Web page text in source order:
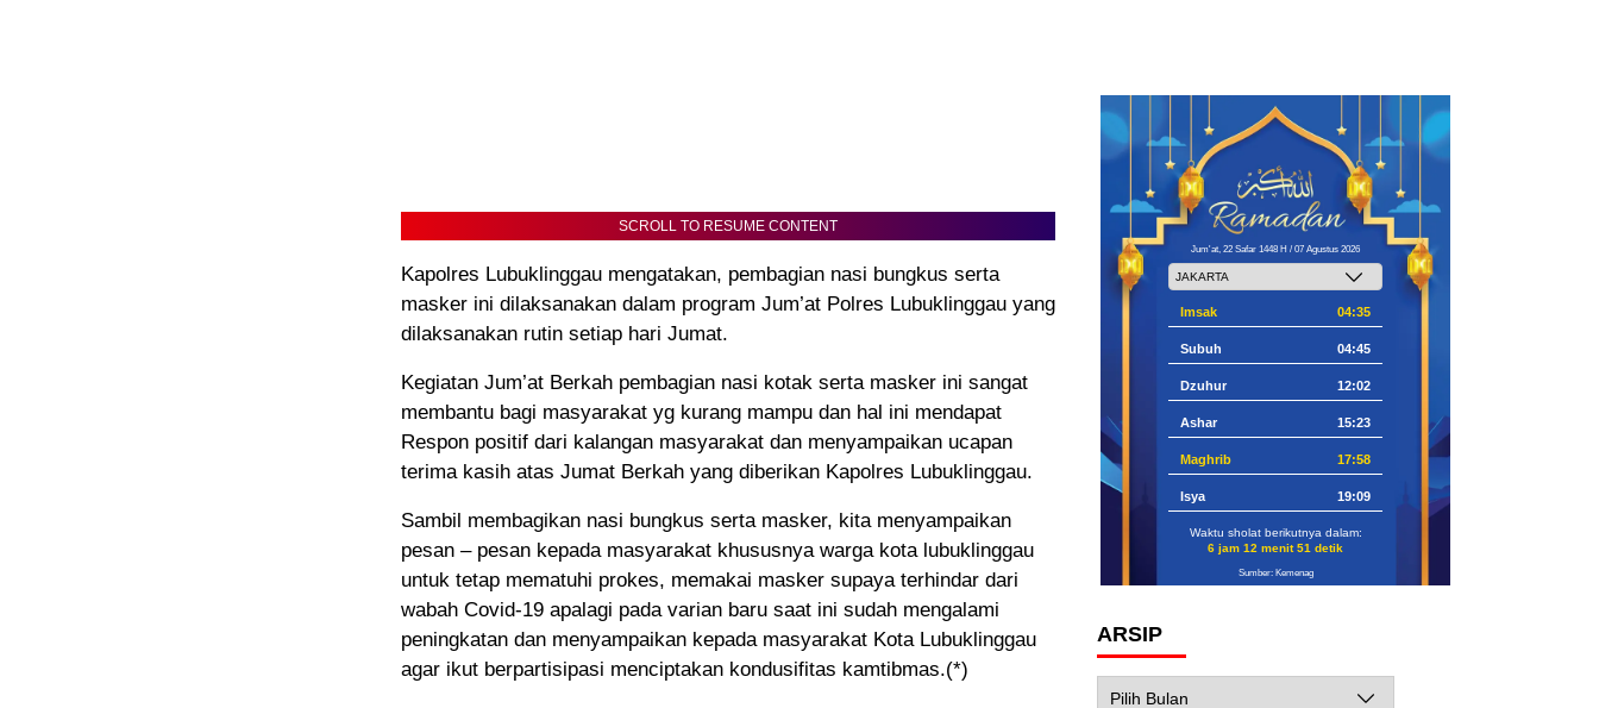
SCROLL TO RESUME CONTENT
Kapolres Lubuklinggau mengatakan, pembagian nasi bungkus serta
masker ini dilaksanakan dalam program Jum’at Polres Lubuklinggau yang
dilaksanakan rutin setiap hari Jumat.
Kegiatan Jum’at Berkah pembagian nasi kotak serta masker ini sangat
membantu bagi masyarakat yg kurang mampu dan hal ini mendapat
Respon positif dari kalangan masyarakat dan menyampaikan ucapan
terima kasih atas Jumat Berkah yang diberikan Kapolres Lubuklinggau.
Sambil membagikan nasi bungkus serta masker, kita menyampaikan
pesan – pesan kepada masyarakat khususnya warga kota lubuklinggau
untuk tetap mematuhi prokes, memakai masker supaya terhindar dari
wabah Covid-19 apalagi pada varian baru saat ini sudah mengalami
peningkatan dan menyampaikan kepada masyarakat Kota Lubuklinggau
agar ikut berpartisipasi menciptakan kondusifitas kamtibmas.(*)
Jum'at, 22 Safar 1448 H / 07 Agustus 2026
Imsak 04:35
Subuh 04:45
Dzuhur 12:02
Ashar 15:23
Maghrib 17:58
Isya 19:09
Waktu sholat berikutnya dalam:
6 jam 12 menit 50 detik
Sumber: Kemenag
ARSIP